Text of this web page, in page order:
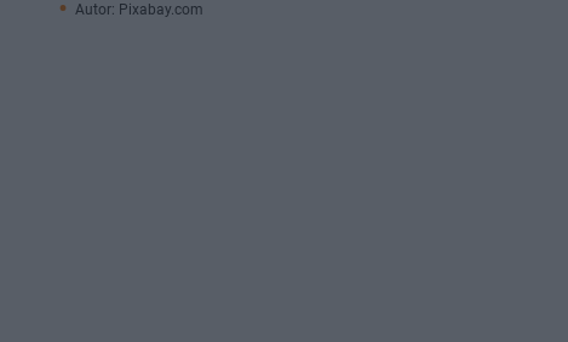
Autor: Pixabay.com